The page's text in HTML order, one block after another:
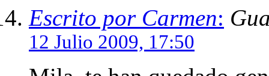
Escrito por Carmen:
12 Julio 2009, 17:50